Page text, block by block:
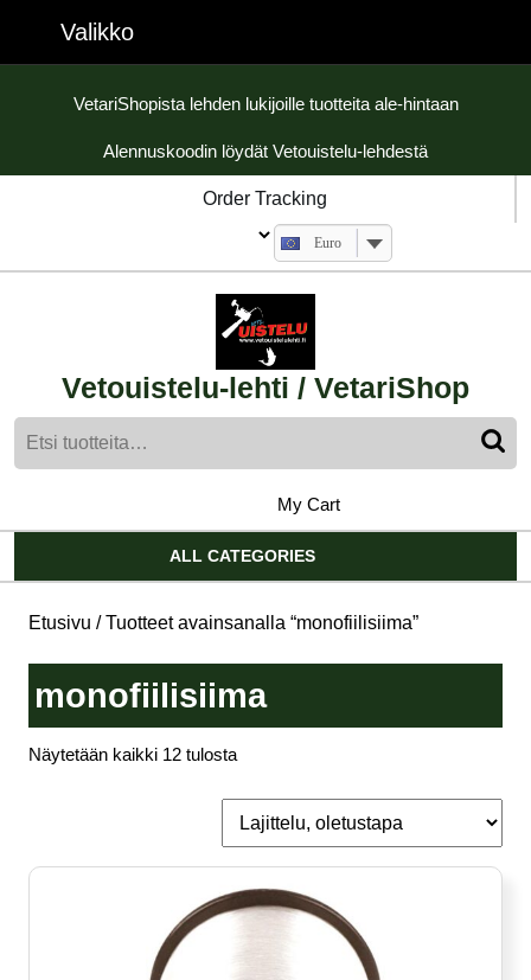
content
ValikkoValikko
VetariShopista lehden lukijoille tuotteita ale-hintaan
Alennuskoodin löydät Vetouistelu-lehdestä
Order Tracking
Euro
Vetouistelu-lehti / VetariShop
Account
My Cartshopping
cart
ALL CATEGORIES
Etusivu / Tuotteet avainsanalla “monofiilisiima”
monofiilisiima
Näytetään kaikki 12 tulosta